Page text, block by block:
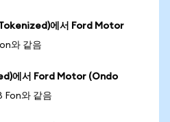
에서 Ford Motor
와 같음
에서 Ford Motor (Ondo
Fon와 같음